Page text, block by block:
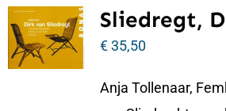
Sliedregt,
€35,50
Anja Tollenaar,